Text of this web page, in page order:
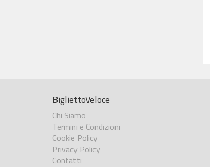
BigliettoVeloce
Chi Siamo
Termini e Condizioni
Cookie Policy
Privacy Policy
Contatti